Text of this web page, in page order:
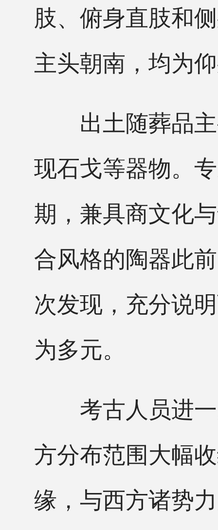
肢、俯身直肢和
主头朝南，均为
出土随葬品主
现石戈等器物。
期，兼具商文化
合风格的陶器此
次发现，充分说
为多元。
考古人员进一
方分布范围大幅
缘，与西方诸势